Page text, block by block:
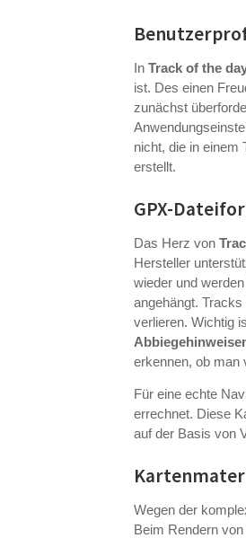
InTrack of the
ist. Des einen
zunächst
nicht, die in einem
erstellt.
GPX-
Das Herz von
Hersteller
wieder und
angehängt.
verlieren. Wichtig
erkennen, ob man
Für eine echte
errechnet. Diese
auf der Basis von
Wegen der
Beim Rendern